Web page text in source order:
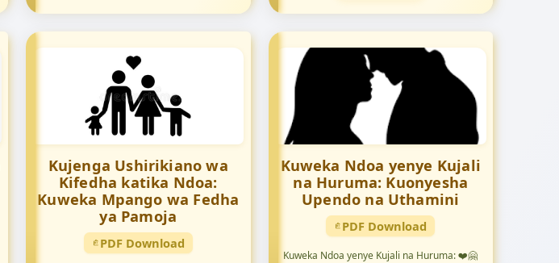
Kujenga Ushirikiano wa
Kifedha katika Ndoa:
Kuweka Mpango wa Fedha
ya Pamoja
PDF Download
Kuweka Ndoa yenye Kujali
na Huruma: Kuonyesha
Upendo na Uthamini
PDF Download
Kuweka Ndoa yenye Kujali na Huruma: ❤️🤗